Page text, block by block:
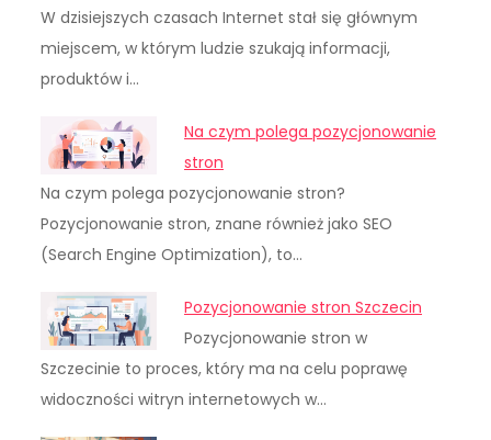
W dzisiejszych czasach Internet stał się głównym
miejscem, w którym ludzie szukają informacji,
produktów i…
Na czym polega pozycjonowanie
stron
Na czym polega pozycjonowanie stron?
Pozycjonowanie stron, znane również jako SEO
(Search Engine Optimization), to…
Pozycjonowanie stron Szczecin
Pozycjonowanie stron w
Szczecinie to proces, który ma na celu poprawę
widoczności witryn internetowych w…